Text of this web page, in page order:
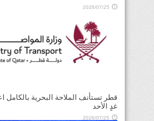
2026/07/25
قطر تستأنف الملاحة البحرية بالكامل
غدٍ الأحد
2026/07/25